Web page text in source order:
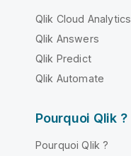
Qlik Cloud Analytics
Qlik Answers
Qlik Predict
Qlik Automate
Pourquoi Qlik ?
Pourquoi Qlik ?